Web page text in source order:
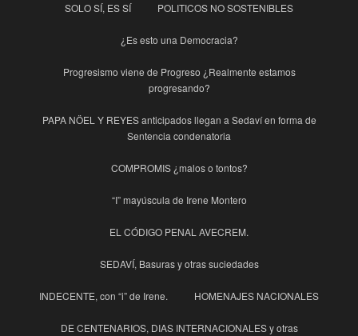
SOLO SÍ, ES SÍ POLITICOS NO SOSTENIBLES
¿Es esto una Democracia?
Progresismo viene de Progreso ¿Realmente estamos
progresando?
PAPA NÖEL Y REYES anticipados llegan a Sedaví en forma de
Sentencia condenatoria
COMPROMIS ¿malos o tontos?
“I” mayúscula de Irene Montero
EL CÓDIGO PENAL AVECREM.
SEDAVÍ, Basuras y otras suciedades
INDECENTE, con “i” de Irene. HOMENAJES NACIONALES
DE CENTENARIOS, DIAS INTERNACIONALES y otras